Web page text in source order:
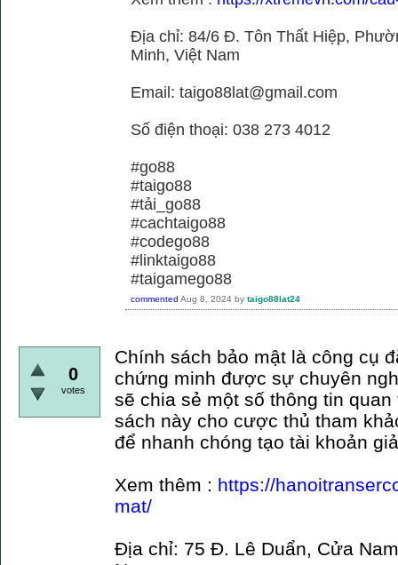
Địa chỉ: 84/6 Đ. Tôn Thất Hiệp,
Minh, Việt Nam
Email: taigo88lat@gmail.com
Số điện thoại: 038 273 4012
#go88
#taigo88
#tải_go88
#cachtaigo88
#codego88
#linktaigo88
#taigamego88
commented Aug 8, 2024 by taigo88lat24
0
votes
Chính sách bảo mật là công cụ
chứng minh được sự chuyên
sẽ chia sẻ một số thông tin
sách này cho cược thủ tham
để nhanh chóng tạo tài khoản
Xem thêm : https://
mat/
Địa chỉ: 75 Đ. Lê Duẩn, Cửa